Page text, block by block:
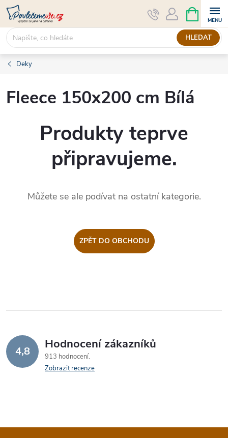
Přejít
obsah
HLEDAT
NÁKUPNÍ
KOŠÍK
Deky
Fleece 150x200 cm Bílá
Produkty teprve
připravujeme.
Můžete se ale podívat na ostatní kategorie.
ZPĚT DO OBCHODU
4,8 Hodnocení zákazníků
913 hodnocení
Zobrazit recenze